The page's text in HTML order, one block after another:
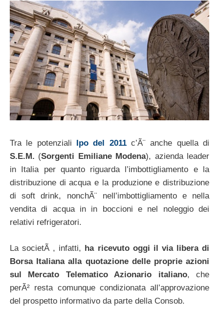
Tra le potenziali Ipo del 2011c’Ã¨ anche quella di
S.E.M. (Sorgenti Emiliane Modena), azienda leader
in Italia per quanto riguarda l’imbottigliamento e la
distribuzione di acqua e la produzione e distribuzione
di soft drink, nonchÃ¨ nell’imbottigliamento e nella
vendita di acqua in in boccioni e nel noleggio dei
relativi refrigeratori.
La societÃ , infatti, ha ricevuto oggi il via libera di
Borsa Italiana alla quotazione delle proprie azioni
sul Mercato Telematico Azionario italiano, che
perÃ² resta comunque condizionata all’approvazione
del prospetto informativo da parte della Consob.